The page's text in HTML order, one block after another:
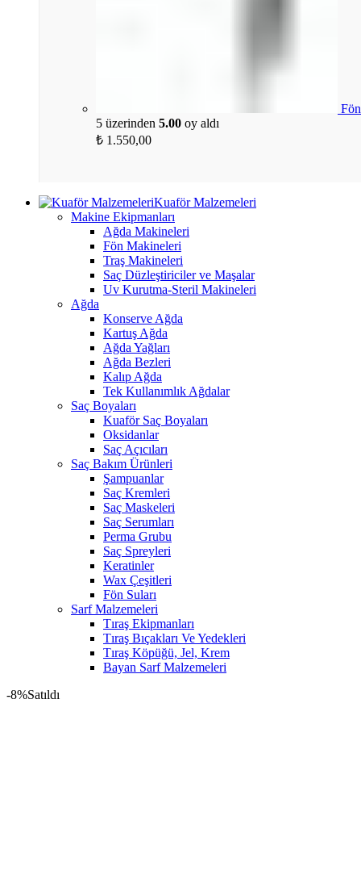
5 üzerinden 5.00 oy aldı
₺ 1.550,00
Kuaför Malzemeleri
Makine Ekipmanları
Ağda Makineleri
Fön Makineleri
Traş Makineleri
Saç Düzleştiriciler ve Maşalar
Uv Kurutma-Steril Makineleri
Ağda
Konserve Ağda
Kartuş Ağda
Ağda Yağları
Ağda Bezleri
Kalıp Ağda
Tek Kullanımlık Ağdalar
Saç Boyaları
Kuaför Saç Boyaları
Oksidanlar
Saç Açıcıları
Saç Bakım Ürünleri
Şampuanlar
Saç Kremleri
Saç Maskeleri
Saç Serumları
Perma Grubu
Saç Spreyleri
Keratinler
Wax Çeşitleri
Fön Suları
Sarf Malzemeleri
Tıraş Ekipmanları
Tıraş Bıçakları Ve Yedekleri
Tıraş Köpüğü, Jel, Krem
Bayan Sarf Malzemeleri
-8%Satıldı